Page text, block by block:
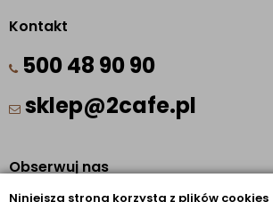
Niniejsza strona korzysta z plików cookies
Kontakt
500 48 90 90
sklep@2cafe.pl
Obserwuj nas